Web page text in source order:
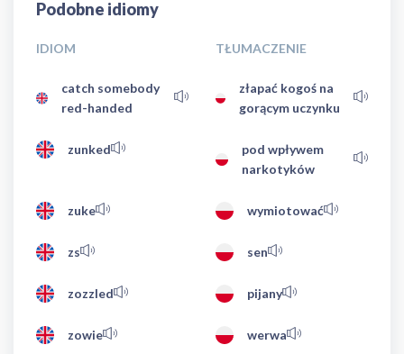
Podobne idiomy
IDIOM TŁUMACZENIE
catch somebody
red-handed
złapać kogoś na
gorącym uczynku
zunked
pod wpływem
narkotyków
zuke wymiotować
zs sen
zozzled pijany
zowie werwa